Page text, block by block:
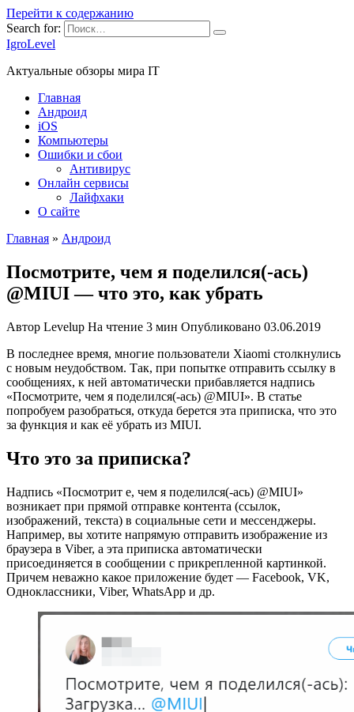
Перейти к содержанию
Search for:
IgroLevel
Актуальные обзоры мира IT
Главная
Андроид
iOS
Компьютеры
Ошибки и сбои
Антивирус
Онлайн сервисы
Лайфхаки
О сайте
Главная » Андроид
Посмотрите, чем я поделился(-ась)
@MIUI — что это, как убрать
Автор Levelup На чтение 3 мин Опубликовано 03.06.2019
В последнее время, многие пользователи Xiaomi столкнулись
с новым неудобством. Так, при попытке отправить ссылку в
сообщениях, к ней автоматически прибавляется надпись
«Посмотрите, чем я поделился(-ась) @MIUI». В статье
попробуем разобраться, откуда берется эта приписка, что это
за функция и как её убрать из MIUI.
Что это за приписка?
Надпись «Посмотрит е, чем я поделился(-ась) @MIUI»
возникает при прямой отправке контента (ссылок,
изображений, текста) в социальные сети и мессенджеры.
Например, вы хотите напрямую отправить изображение из
браузера в Viber, а эта приписка автоматически
присоединяется в сообщении с прикрепленной картинкой.
Причем неважно какое приложение будет — Facebook, VK,
Одноклассники, Viber, WhatsApp и др.